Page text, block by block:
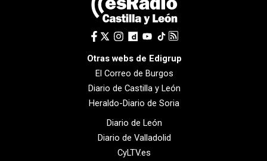
Otras webs de Edigrup
El Correo de Burgos
Diario de Castilla y León
Heraldo-Diario de Soria
Diario de León
Diario de Valladolid
CyLTV.es